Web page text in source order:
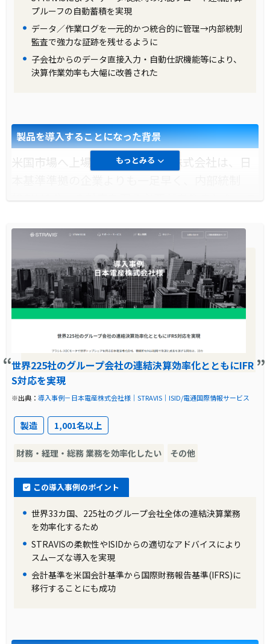
選定にあたり、極力標準機能を活用する方針を
採用しました。そして、システム選定の結果、
ISIDのSTRAVISが選ばれました。STRAVISは連
結会計の業務に特化した機能を持ち、さらにシ
するため、三菱商事株式会社とISIDは共同で新
たな標準機能の開発を行いました。
製品の導入により改善した業務
ータの検索性が向上し、事業セグメント、部、
会社、国、勘定科目などのさまざまな切り口で
データを迅速に抽出できるようになりました。
これにより、経営層や投資家への情報提供が効
率的に行えるようになりました。また、保守運
用の負荷が減少し、コストは約4割削減されま
プルーフの自動蓄積を実現
データ／作業ログを一元的かつ統合的に管理→内部統制
監査で強力な証跡を残せるように
子会社からのデータ直接入力・自動仕訳機能等により、
決算作業効率も大幅に改善された
もっとみる
製品を導入することになった背景
米国市場へ上場している京セラ株式会社は、日
ステップであり、そのための適切なシステムを
導入することが求められました。
導入前に企業が抱えていた課題
SOX404の導入に伴い、京セラ株式会社は決算
の手法では、データの保管状況や作業ログを手
書きリストで管理していたため、内部統制対応
に長期間耐えうる状態ではありませんでした。
導入前の課題に対する解決策
この課題を解決するために、京セラ株式会社は
STRAVISとSTRAVIS-LINK/isを導入することを
決定しました。これにより、データ収集時の承
認フローや連結計算プルーフの自動蓄積などが
実現され、内部統制対応環境が大幅に強化され
ました。また、データや作業ログは一元的かつ
統合的に管理されるようになり、内部統制監査
に対する強力な証跡を提供することが可能とな
世界225社のグループ会社の連結決算効率化とともにIFR
S対応を実現
※出典：導入事例－日本電産株式会社様｜STRAVIS｜ISID/電通国際情報サービス
製造 1,001名以上
財務・経理・総務 業務を効率化したい その他
この導入事例のポイント
世界33カ国、225社のグループ会社全体の連結決算業務
を効率化するため
STRAVISの柔軟性やISIDからの適切なアドバイスにより
スムーズな導入を実現
会計基準を米国会計基準から国際財務報告基準(IFRS)に
移行することにも成功